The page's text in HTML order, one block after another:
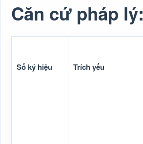
Căn cứ pháp lý:
Số ký hiệu Trích yếu